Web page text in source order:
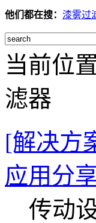
他们都在搜： 漆雾过
当前位置
滤器
[解决方
应用分
传动